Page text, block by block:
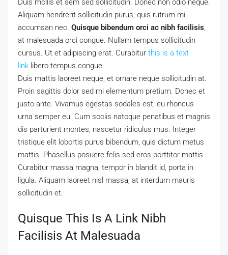
Aliquam hendrerit sollicitudin purus, quis rutrum mi
accumsan nec. Quisque bibendum orci ac nibh facilisis
at malesuada orci congue. Nullam tempus sollicitudin
cursus. Ut et adipiscing erat. Curabitur this is a text
link libero tempus congue.
Duis mattis laoreet neque, et ornare neque sollicitudin at.
Proin sagittis dolor sed mi elementum pretium. Donec et
justo ante. Vivamus egestas sodales est, eu rhoncus
urna semper eu. Cum sociis natoque penatibus et magnis
dis parturient montes, nascetur ridiculus mus. Integer
tristique elit lobortis purus bibendum, quis dictum metus
mattis. Phasellus posuere felis sed eros porttitor mattis.
Curabitur massa magna, tempor in blandit id, porta in
ligula. Aliquam laoreet nisl massa, at interdum mauris
sollicitudin et.
Quisque This Is A Link Nibh
Facilisis At Malesuada